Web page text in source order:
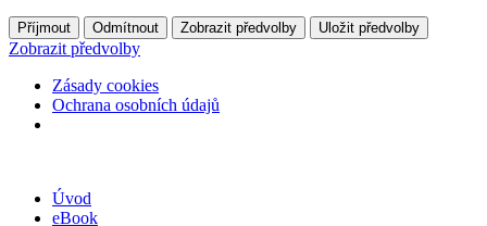
Příjmout Odmítnout Zobrazit předvolby Uložit předvolby
Zobrazit předvolby
Zásady cookies
Ochrana osobních údajů
Úvod
eBook